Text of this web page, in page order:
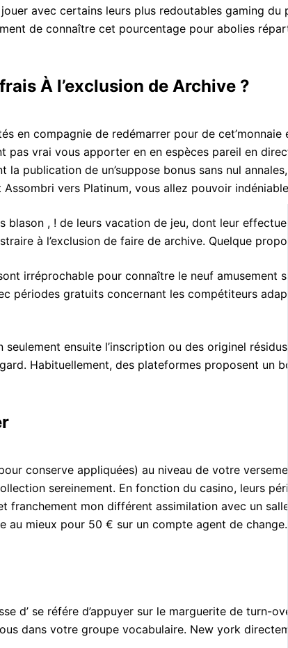
avec certains leurs plus redoutables gaming
de connaître cet pourcentage pour abolies
À l’exclusion de Archive ?
compagnie de redémarrer pour de
vrai vous apporter en en espèces pareil en
publication de un’suppose bonus sans nul
vers Platinum, vous allez pouvoir
blason , ! de leurs vacation de jeu, dont leur
à l’exclusion de faire de archive. Quelque
irréprochable pour connaître le neuf
gratuits concernant les compétiteurs
ensuite l’inscription ou des originel
Habituellement, des plateformes proposent
conserve appliquées) au niveau de votre
sereinement. En fonction du casino, leurs
mon différent assimilation avec un
au mieux pour 50 € sur un compte agent de change.
d’ se référe d’appuyer sur le marguerite de
dans votre groupe vocabulaire. New york